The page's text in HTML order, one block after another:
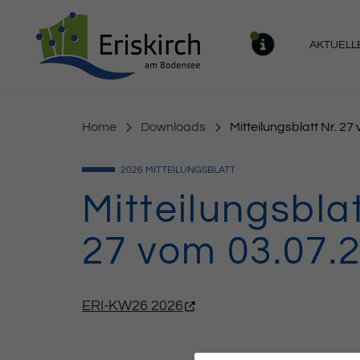
Home Downloads Mitteilungsblatt Nr. 27
2026 MITTEILUNGSBLATT
27 vom
ERI-KW26 2026